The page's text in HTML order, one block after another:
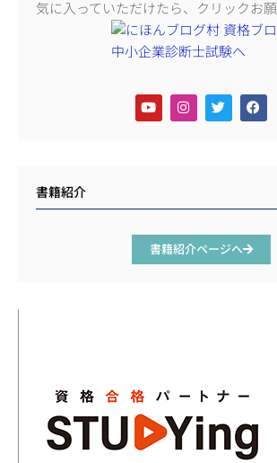
気に入っていただけたら、クリックお願
書籍紹介
書籍紹介ページへ